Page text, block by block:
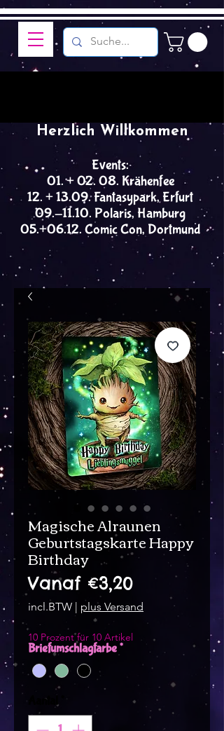
Events:
01. + 02. 08. Krähenfee
12. + 13.09. Fantasypark, Erfurt
09.-11.10. Polaris, Hamburg
05.+06.12. Comic Con, Dortmund
Herzlich Willkommen
Magische Alraunen
Geburtstagskarte Happy
Birthday
Vanaf €3,20
incl.BTW | plus Versand
10 Prozent für 10 Artikel
Briefumschlagfarbe*
Aantal